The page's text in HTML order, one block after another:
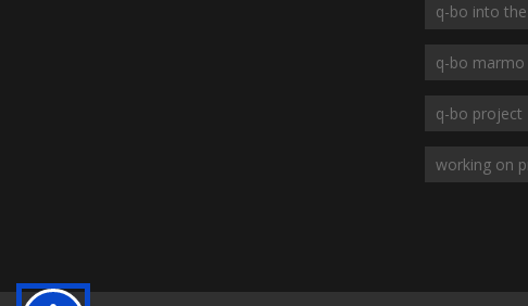
q-bo into
q-bo
q-bo project
working on